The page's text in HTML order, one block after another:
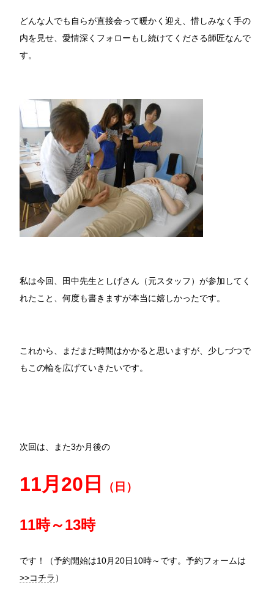
どんな人でも自らが直接会って暖かく迎え、惜しみなく手の
内を見せ、愛情深くフォローもし続けてくださる師匠なんで
す。
私は今回、田中先生としげさん（元スタッフ）が参加してく
れたこと、何度も書きますが本当に嬉しかったです。
これから、まだまだ時間はかかると思いますが、少しづつで
もこの輪を広げていきたいです。
次回は、また3か月後の
11月20日 （日）
11時～13時
です！（予約開始は10月20日10時～です。予約フォームは
>>コチラ ）